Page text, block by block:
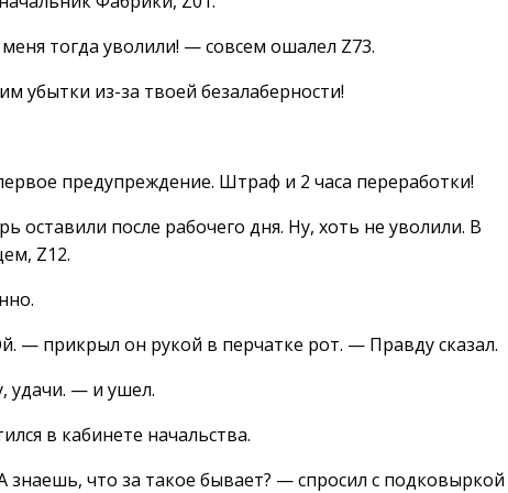
тогда уволили! — совсем ошалел Z73.
убытки из-за твоей безалаберности!
предупреждение. Штраф и 2 часа переработки!
оставили после рабочего дня. Ну, хоть не уволили. В
Z12.
— прикрыл он рукой в перчатке рот. — Правду сказал.
— и ушел.
в кабинете начальства.
знаешь, что за такое бывает? — спросил с подковыркой